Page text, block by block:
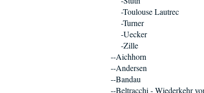
-Toulouse Lautrec
-Turner
-Uecker
-Zille
--Aichhorn
--Andersen
--Bandau
--Beltracchi - Wiederkehr